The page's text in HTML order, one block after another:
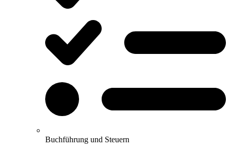
Buchführung und Steuern